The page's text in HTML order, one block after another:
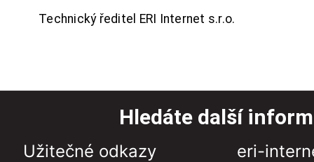
Technický ředitel ERI Internet s.r.o.
Hledáte další
Užitečné odkazy eri-